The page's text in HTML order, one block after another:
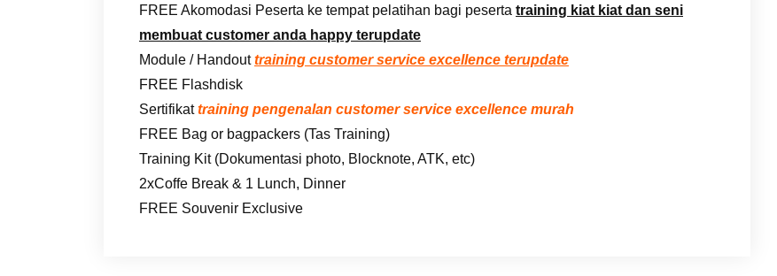
FREE Akomodasi Peserta ke tempat pelatihan bagi peserta training kiat kiat dan seni
membuat customer anda happy terupdate
Module / Handouttraining customer service excellence terupdate
FREE Flashdisk
Sertifikattraining pengenalan customer service excellence murah
FREE Bag or bagpackers (Tas Training)
Training Kit (Dokumentasi photo, Blocknote, ATK, etc)
2xCoffe Break & 1 Lunch, Dinner
FREE Souvenir Exclusive